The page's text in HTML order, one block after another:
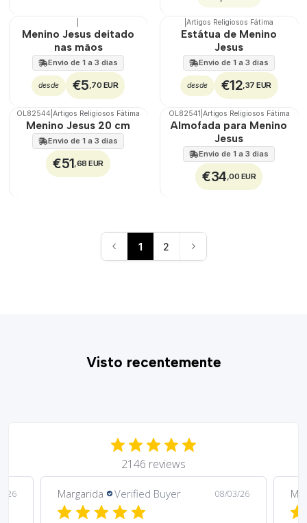
Menino Jesus deitado
nas mãos
Envio de 1 a 3 dias
desde €5,70 EUR
|Artigos Religiosos Fátima
Estátua de Menino
Jesus
Envio de 1 a 3 dias
desde €12,37 EUR
🇵🇹 100%
OL82544 Artigos Religiosos Fátima
Menino Jesus 20 cm
Envio de 1 a 3 dias
€51,68 EUR
🇵🇹 100%
OL82541 Artigos Religiosos Fátima
Almofada para Menino
Jesus
Envio de 1 a 3 dias
€34,00 EUR
1 2
Visto recentemente
2146 reviews
26 Margarida Verified Buyer 08/03/26